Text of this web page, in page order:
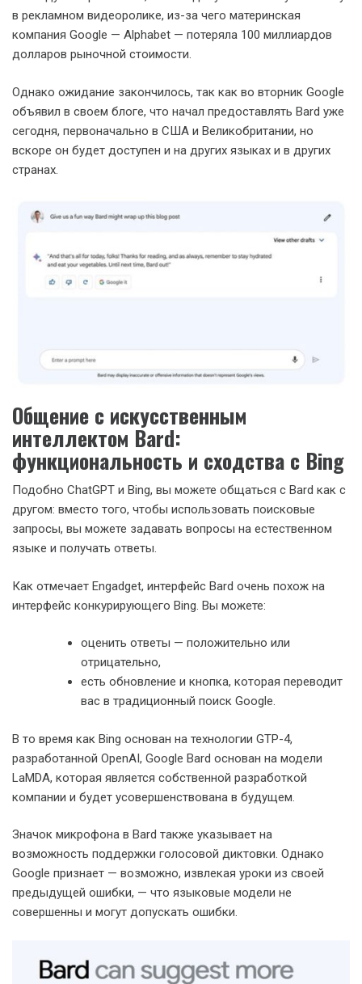
в рекламном видеоролике, из-за чего материнская
компания Google — Alphabet — потеряла 100 миллиардов
долларов рыночной стоимости.
Однако ожидание закончилось, так как во вторник Google
объявил в своем блоге, что начал предоставлять Bard уже
сегодня, первоначально в США и Великобритании, но
вскоре он будет доступен и на других языках и в других
странах.
Общение с искусственным
интеллектом Bard:
функциональность и сходства с Bing
Подобно ChatGPT и Bing, вы можете общаться с Bard как с
другом: вместо того, чтобы использовать поисковые
запросы, вы можете задавать вопросы на естественном
языке и получать ответы.
Как отмечает Engadget, интерфейс Bard очень похож на
интерфейс конкурирующего Bing. Вы можете:
оценить ответы — положительно или
отрицательно,
есть обновление и кнопка, которая переводит
вас в традиционный поиск Google.
В то время как Bing основан на технологии GTP-4,
разработанной OpenAI, Google Bard основан на модели
LaMDA, которая является собственной разработкой
компании и будет усовершенствована в будущем.
Значок микрофона в Bard также указывает на
возможность поддержки голосовой диктовки. Однако
Google признает — возможно, извлекая уроки из своей
предыдущей ошибки, — что языковые модели не
совершенны и могут допускать ошибки.